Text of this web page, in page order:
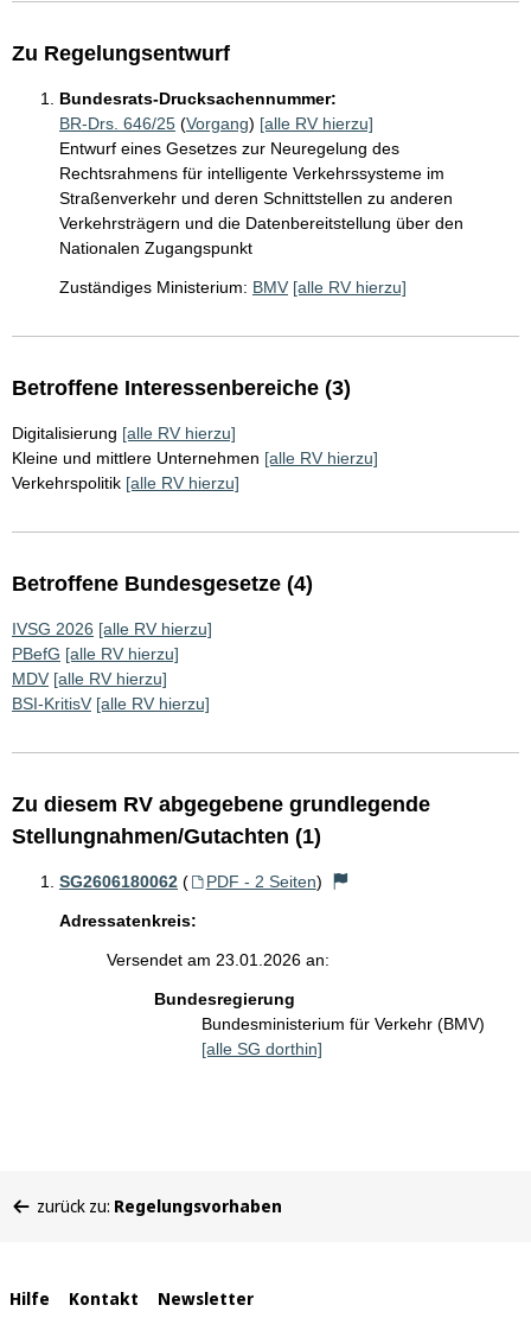
Zu Regelungsentwurf
Bundesrats-Drucksachennummer:
BR-Drs. 646/25 (Vorgang) [alle RV hierzu]
Entwurf eines Gesetzes zur Neuregelung des
Rechtsrahmens für intelligente Verkehrssysteme im
Straßenverkehr und deren Schnittstellen zu anderen
Verkehrsträgern und die Datenbereitstellung über den
Nationalen Zugangspunkt
Zuständiges Ministerium: BMV [alle RV hierzu]
Betroffene Interessenbereiche (3)
Digitalisierung [alle RV hierzu]
Kleine und mittlere Unternehmen [alle RV hierzu]
Verkehrspolitik [alle RV hierzu]
Betroffene Bundesgesetze (4)
IVSG 2026 [alle RV hierzu]
PBefG [alle RV hierzu]
MDV [alle RV hierzu]
BSI-KritisV [alle RV hierzu]
Zu diesem RV abgegebene grundlegende
Stellungnahmen/Gutachten (1)
SG2606180062 ( PDF - 2 Seiten)
Adressatenkreis:
Versendet am 23.01.2026 an:
Bundesregierung
Bundesministerium für Verkehr (BMV)
[alle SG dorthin]
befinden
zurück zu: Regelungsvorhaben
Interne
Hilfe Kontakt Newsletter